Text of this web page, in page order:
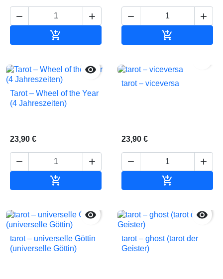
 

 


Tarot – Wheel of the Year
(4 Jahreszeiten)
23,90 €
 

tarot – viceversa
23,90 €
 


tarot – universelle Göttin
(universelle Göttin)

tarot – ghost (tarot der
Geister)